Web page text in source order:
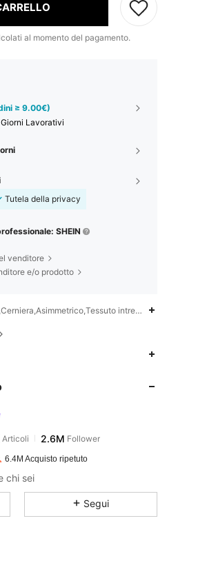
al momento del pagamento.
≥ 9.00€)
Lavorativi
Tutela della privacy
SHEIN
venditore
e/o prodotto
intrecciato,Eid al-
fa
6.4M Acquisto ripetuto
chi sei
Segui